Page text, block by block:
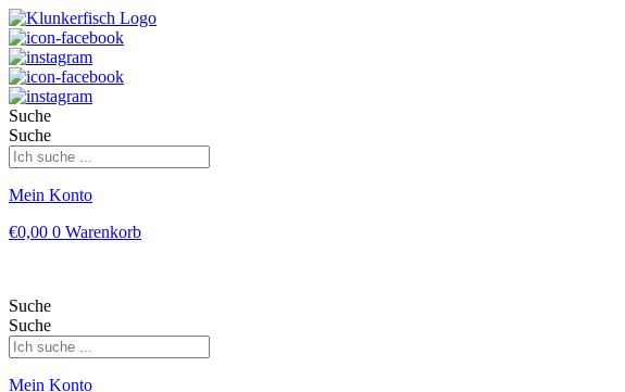
Suche
Suche
Mein Konto
€0,00 0 Warenkorb
Suche
Suche
Mein Konto